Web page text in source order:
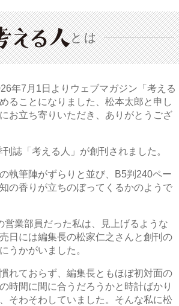
とは
年7月1日よりウェブマガジン「考える
ることになりました、松本太郎と申し
お立ち寄りいただき、ありがとうござ
誌「考える人」が創刊されました。
執筆陣がずらりと並び、B5判240ペー
の香りが立ちのぼってくるかのようで
業部員だった私は、見上げるような
日には編集長の松家仁之さんと創刊の
うかがいました。
れておらず、編集長ともほぼ初対面の
時間に間に合うだろうかと時計ばかり
そわそわしていました。そんな私に松